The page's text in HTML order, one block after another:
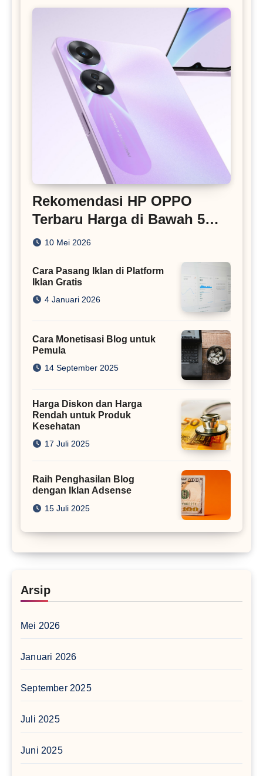
Rekomendasi HP OPPO
Terbaru Harga di Bawah 5
Juta
10 Mei 2026
Cara Pasang Iklan di Platform
Iklan Gratis
4 Januari 2026
Cara Monetisasi Blog untuk
Pemula
14 September 2025
Harga Diskon dan Harga
Rendah untuk Produk
Kesehatan
17 Juli 2025
Raih Penghasilan Blog
dengan Iklan Adsense
15 Juli 2025
Arsip
Mei 2026
Januari 2026
September 2025
Juli 2025
Juni 2025